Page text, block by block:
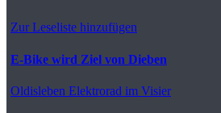
Zur Leseliste hinzufügen
E-Bike wird Ziel von Dieben
Oldisleben Elektrorad im Visier